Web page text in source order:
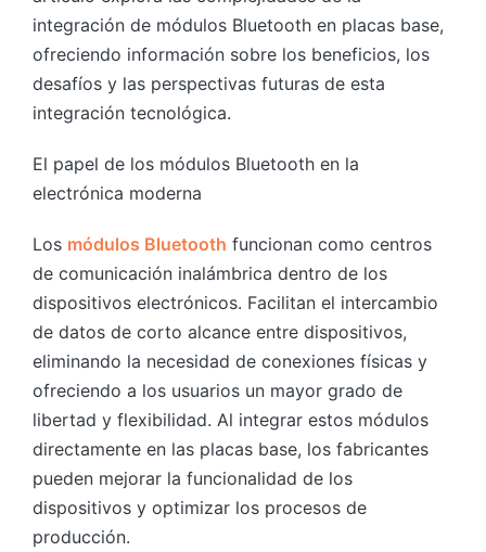
integración de módulos Bluetooth en placas base,
ofreciendo información sobre los beneficios, los
desafíos y las perspectivas futuras de esta
integración tecnológica.
El papel de los módulos Bluetooth en la
electrónica moderna
Los módulos Bluetooth funcionan como centros
de comunicación inalámbrica dentro de los
dispositivos electrónicos. Facilitan el intercambio
de datos de corto alcance entre dispositivos,
eliminando la necesidad de conexiones físicas y
ofreciendo a los usuarios un mayor grado de
libertad y flexibilidad. Al integrar estos módulos
directamente en las placas base, los fabricantes
pueden mejorar la funcionalidad de los
dispositivos y optimizar los procesos de
producción.